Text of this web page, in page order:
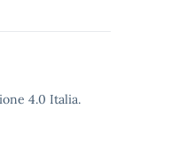
4.0 Italia.